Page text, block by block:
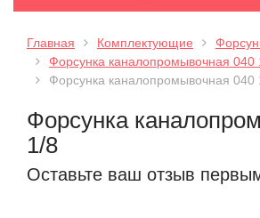
Главная Комплектующие
Форсунка каналопромывочная 040
Форсунка каналопромывочная 040
Форсунка
1/8
Оставьте ваш отзыв